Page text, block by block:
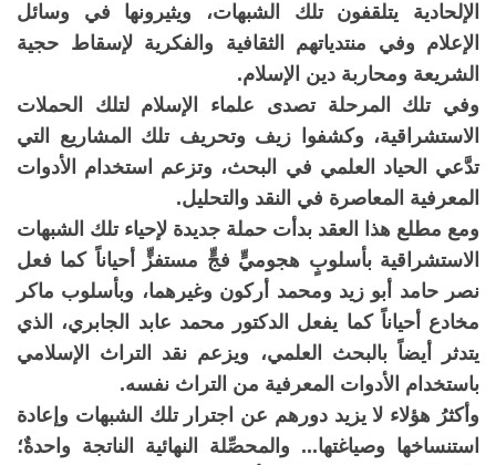
الإلحادية يتلقفون تلك الشبهات، ويثيرونها في وسائل
الإعلام وفي منتدياتهم الثقافية والفكرية لإسقاط حجية
الشريعة ومحاربة دين الإسلام.
وفي تلك المرحلة تصدى علماء الإسلام لتلك الحملات
الاستشراقية، وكشفوا زيف وتحريف تلك المشاريع التي
تدَّعي الحياد العلمي في البحث، وتزعم استخدام الأدوات
المعرفية المعاصرة في النقد والتحليل.
ومع مطلع هذا العقد بدأت حملة جديدة لإحياء تلك الشبهات
الاستشراقية بأسلوبٍ هجوميٍّ فجٍّ مستفزٍّ أحياناً كما فعل
نصر حامد أبو زيد ومحمد أركون وغيرهما، وبأسلوب ماكر
مخادع أحياناً كما يفعل الدكتور محمد عابد الجابري، الذي
يتدثر أيضاً بالبحث العلمي، ويزعم نقد التراث الإسلامي
باستخدام الأدوات المعرفية من التراث نفسه.
وأكثرُ هؤلاء لا يزيد دورهم عن اجترار تلك الشبهات وإعادة
استنساخها وصياغتها... والمحصِّلة النهائية الناتجة واحدةٌ؛